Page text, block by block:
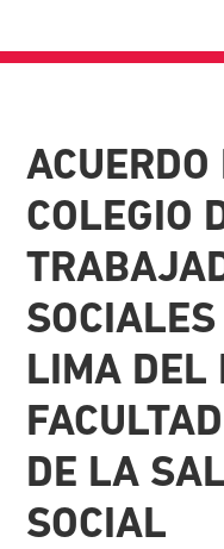
COLEGIO
LIMA DEL
DE LA
SOCIAL